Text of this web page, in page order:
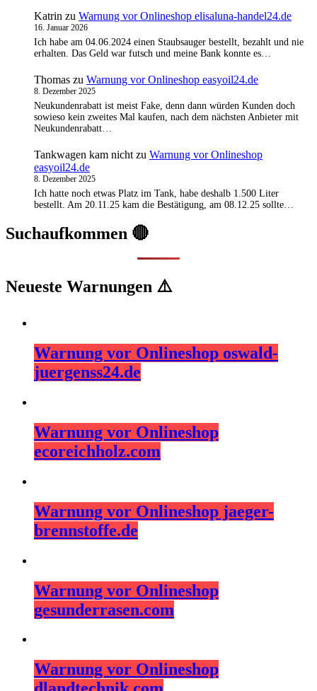
Katrin zu Warnung vor Onlineshop elisaluna-handel24.de
16. Januar 2026
Ich habe am 04.06.2024 einen Staubsauger bestellt, bezahlt und nie
erhalten. Das Geld war futsch und meine Bank konnte es…
Thomas zu Warnung vor Onlineshop easyoil24.de
8. Dezember 2025
Neukundenrabatt ist meist Fake, denn dann würden Kunden doch
sowieso kein zweites Mal kaufen, nach dem nächsten Anbieter mit
Neukundenrabatt…
Tankwagen kam nicht zu Warnung vor Onlineshop
easyoil24.de
8. Dezember 2025
Ich hatte noch etwas Platz im Tank, habe deshalb 1.500 Liter
bestellt. Am 20.11.25 kam die Bestätigung, am 08.12.25 sollte…
Suchaufkommen 🔴
Neueste Warnungen ⚠️
Warnung vor Onlineshop oswald-
juergenss24.de
Warnung vor Onlineshop
ecoreichholz.com
Warnung vor Onlineshop jaeger-
brennstoffe.de
Warnung vor Onlineshop
gesunderrasen.com
Warnung vor Onlineshop